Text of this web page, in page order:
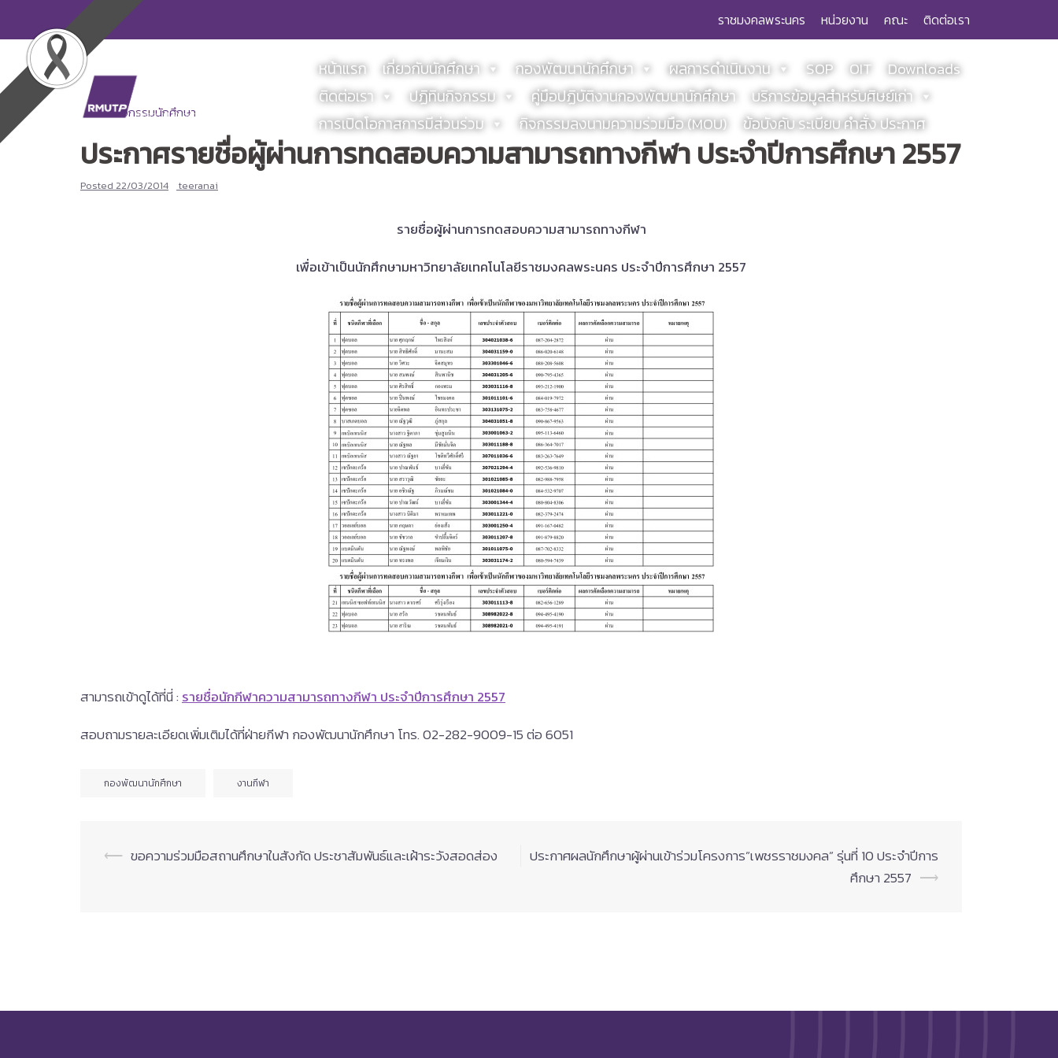
content
ราชมงคลพระนคร หน่วยงาน คณะ ติดต่อเรา
หน้าแรก เกี่ยวกับนักศึกษา กองพัฒนานักศึกษา ผลการดำเนินงาน SOP OIT
Downloads
ติดต่อเรา
ปฏิทินกิจกรรม คู่มือปฏิบัติงานกองพัฒนานักศึกษา
บริการข้อมูลสำหรับศิษย์เก่า
การเปิดโอกาสการมีส่วนร่วม
กิจกรรมลงนามความร่วมมือ (MOU) ข้อบังคับ ระเบียบ คำสั่ง ประกาศ
ข่าวกิจกรรมนักศึกษา
ประกาศรายชื่อผู้ผ่านการทดสอบความสามารถทางกีฬา ประจำปีการศึกษา 2557
Posted 22/03/2014 teeranai
รายชื่อผู้ผ่านการทดสอบความสามารถทางกีฬา
เพื่อเข้าเป็นนักศึกษามหาวิทยาลัยเทคโนโลยีราชมงคลพระนคร ประจำปีการศึกษา 2557
สามารถเข้าดูได้ที่นี่ : รายชื่อนักกีฬาความสามารถทางกีฬา ประจำปีการศึกษา 2557
สอบถามรายละเอียดเพิ่มเติมได้ที่ฝ่ายกีฬา กองพัฒนานักศึกษา โทร. 02-282-9009-15 ต่อ 6051
กองพัฒนานักศึกษา งานกีฬา
Post
⟵ ขอความร่วมมือสถานศึกษาในสังกัด ประชาสัมพันธ์และเฝ้าระวังสอดส่อง
ประกาศผลนักศึกษาผู้ผ่านเข้าร่วมโครงการ”เพชรราชมงคล” รุ่นที่ 10 ประจำปีการ
ศึกษา 2557 ⟶